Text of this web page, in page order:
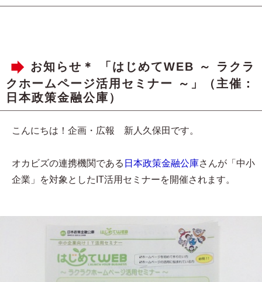
お知らせ＊ 「はじめてWEB ～ ラクラ
クホームページ活用セミナー ～」（主催：
日本政策金融公庫）
こんにちは！企画・広報 新人久保田です。
オカビズの連携機関である 日本政策金融公庫さんが「中小
企業」を対象としたIT活用セミナーを開催されます。